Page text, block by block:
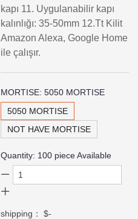
kapı 11. Uygulanabilir kapı
kalınlığı: 35-50mm 12.Tt Kilit
Amazon Alexa, Google Home
ile çalışır.
MORTISE:5050 MORTISE
5050 MORTISE
NOT HAVE MORTISE
Quantity: 100 piece Available
shipping：$-